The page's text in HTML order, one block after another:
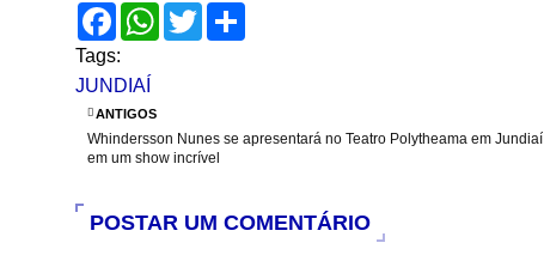
F
a
c
e
b
o
k
W
h
p
T
w
Tags:
JUNDIAÍ
ANTIGOS
Whindersson Nunes se apresentará no Teatro Polytheama em Jundiaí
em um show incrível
POSTAR UM COMENTÁRIO